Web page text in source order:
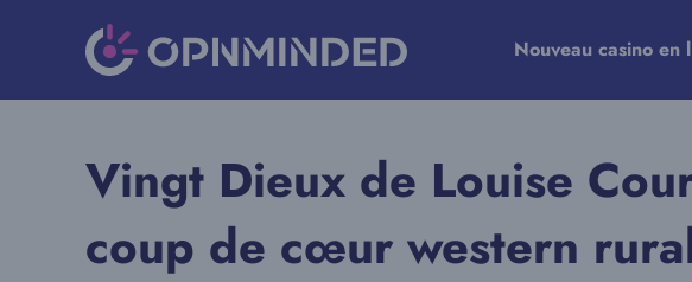
Nouveau casino en
Vingt Dieux de Louise
coup de cœur western